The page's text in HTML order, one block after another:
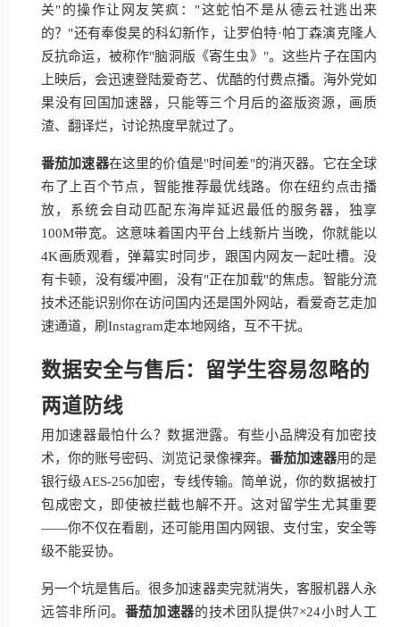
关"的操作让网友笑疯："这蛇怕不是从德云社逃出来
的？"还有奉俊昊的科幻新作，让罗伯特·帕丁森演克隆人
反抗命运，被称作"脑洞版《寄生虫》"。这些片子在国内
上映后，会迅速登陆爱奇艺、优酷的付费点播。海外党如
果没有回国加速器，只能等三个月后的盗版资源，画质
渣、翻译烂，讨论热度早就过了。
番茄加速器在这里的价值是"时间差"的消灭器。它在全球
布了上百个节点，智能推荐最优线路。你在纽约点击播
放，系统会自动匹配东海岸延迟最低的服务器，独享
100M带宽。这意味着国内平台上线新片当晚，你就能以
4K画质观看，弹幕实时同步，跟国内网友一起吐槽。没
有卡顿，没有缓冲圈，没有"正在加载"的焦虑。智能分流
技术还能识别你在访问国内还是国外网站，看爱奇艺走加
速通道，刷Instagram走本地网络，互不干扰。
数据安全与售后：留学生容易忽略的
两道防线
用加速器最怕什么？数据泄露。有些小品牌没有加密技
术，你的账号密码、浏览记录像裸奔。 番茄加速器用的是
银行级AES-256加密，专线传输。简单说，你的数据被打
包成密文，即使被拦截也解不开。这对留学生尤其重要
——你不仅在看剧，还可能用国内网银、支付宝，安全等
级不能妥协。
另一个坑是售后。很多加速器卖完就消失，客服机器人永
远答非所问。 番茄加速器的技术团队提供7×24小时人工